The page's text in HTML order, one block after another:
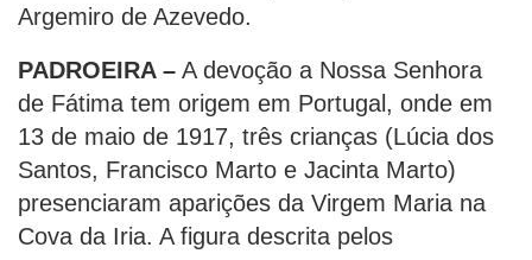
Argemiro de Azevedo.
PADROEIRA – A devoção a Nossa Senhora
de Fátima tem origem em Portugal, onde em
13 de maio de 1917, três crianças (Lúcia dos
Santos, Francisco Marto e Jacinta Marto)
presenciaram aparições da Virgem Maria na
Cova da Iria. A figura descrita pelos